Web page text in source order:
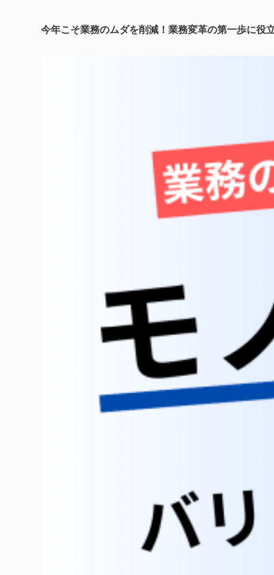
今年こそ業務のムダを削減！業務変革の第一歩に役